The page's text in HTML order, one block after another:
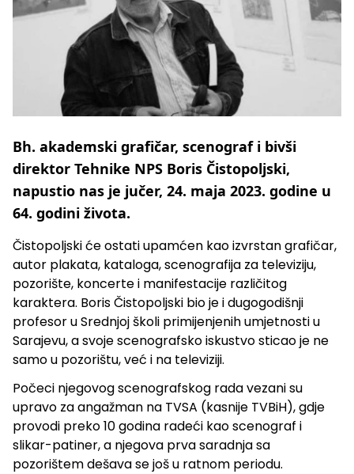
Bh. akademski grafičar, scenograf i bivši
direktor Tehnike NPS Boris Čistopoljski,
napustio nas je jučer, 24. maja 2023. godine u
64. godini života.
Čistopoljski će ostati upamćen kao izvrstan grafičar,
autor plakata, kataloga, scenografija za televiziju,
pozorište, koncerte i manifestacije različitog
karaktera. Boris Čistopoljski bio je i dugogodišnji
profesor u Srednjoj školi primijenjenih umjetnosti u
Sarajevu, a svoje scenografsko iskustvo sticao je ne
samo u pozorištu, već i na televiziji.
Počeci njegovog scenografskog rada vezani su
upravo za angažman na TVSA (kasnije TVBiH), gdje
provodi preko 10 godina radeći kao scenograf i
slikar-patiner, a njegova prva saradnja sa
pozorištem dešava se još u ratnom periodu.